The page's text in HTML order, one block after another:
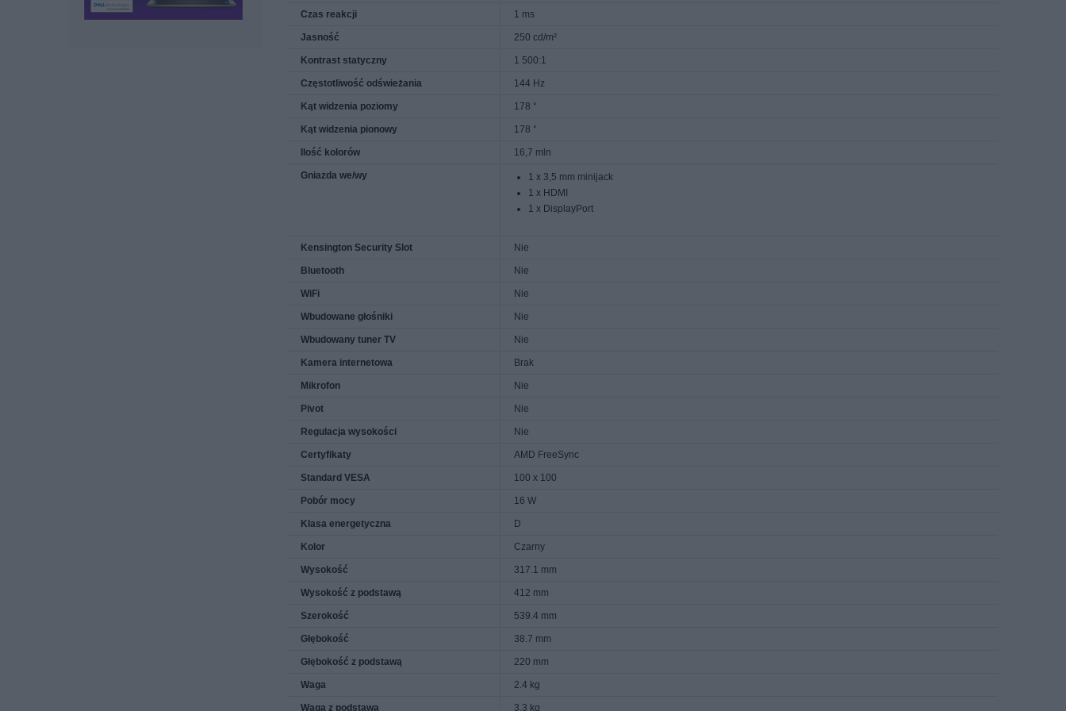
Czas reakcji 1 ms
Jasność 250 cd/m²
Kontrast statyczny 1 500:1
Częstotliwość odświeżania 144 Hz
Kąt widzenia poziomy 178 °
Kąt widzenia pionowy 178 °
Ilość kolorów 16,7 mln
Gniazda we/wy
1 x 3,5 mm minijack
1 x HDMI
1 x DisplayPort
Kensington Security Slot Nie
Bluetooth Nie
WiFi Nie
Wbudowane głośniki Nie
Wbudowany tuner TV Nie
Kamera internetowa Brak
Mikrofon Nie
Pivot Nie
Regulacja wysokości Nie
Certyfikaty AMD FreeSync
Standard VESA 100 x 100
Pobór mocy 16 W
Klasa energetyczna D
Kolor Czarny
Wysokość 317.1 mm
Wysokość z podstawą 412 mm
Szerokość 539.4 mm
Głębokość 38.7 mm
Głębokość z podstawą 220 mm
Waga 2.4 kg
Waga z podstawą 3.3 kg